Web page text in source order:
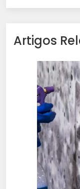
Artigos